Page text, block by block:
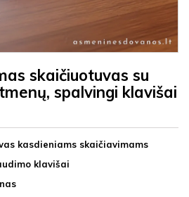
skaičiuotuvas su
spalvingi klavišai
kasdieniams skaičiavimams
klavišai